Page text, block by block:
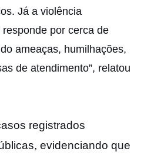
Já a violência
por cerca de
ameaças, humilhações,
de atendimento”, relatou
registrados
evidenciando que